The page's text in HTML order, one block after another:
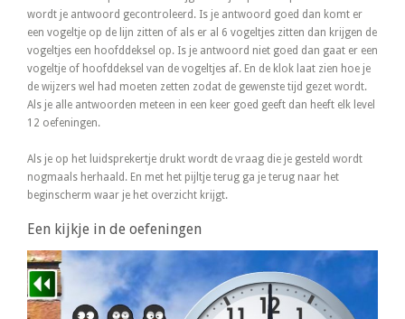
wordt je antwoord gecontroleerd. Is je antwoord goed dan komt er
een vogeltje op de lijn zitten of als er al 6 vogeltjes zitten dan krijgen de
vogeltjes een hoofddeksel op. Is je antwoord niet goed dan gaat er een
vogeltje of hoofddeksel van de vogeltjes af. En de klok laat zien hoe je
de wijzers wel had moeten zetten zodat de gewenste tijd gezet wordt.
Als je alle antwoorden meteen in een keer goed geeft dan heeft elk level
12 oefeningen.
Als je op het luidsprekertje drukt wordt de vraag die je gesteld wordt
nogmaals herhaald. En met het pijltje terug ga je terug naar het
beginscherm waar je het overzicht krijgt.
Een kijkje in de oefeningen